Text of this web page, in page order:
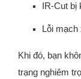
IR-Cut bị
Lỗi mạch
Khi đó, bạn
trạng nghiêm